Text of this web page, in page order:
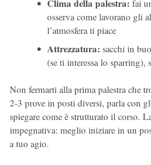
Clima della palestra: fai
osserva come lavorano gli
l’atmosfera ti piace
Attrezzatura: sacchi in
(se ti interessa lo
Non fermarti alla prima palestra che
2-3 prove in posti diversi, parla con
spiegare come è strutturato il corso.
impegnativa: meglio iniziare in un
a tuo agio.